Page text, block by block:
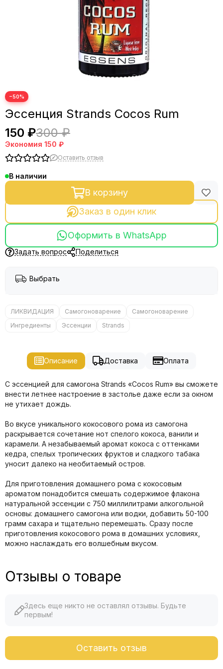
−50%
Эссенция Strands Cocos Rum
150 ₽300 ₽
Экономия 150 ₽
Оставить отзыв
В наличии
В корзину
Заказ в один клик
Оформить в WhatsApp
Задать вопрос Поделиться
Выбрать
ЛИКВИДАЦИЯ Самогоноварение
Самогоноварение
Ингредиенты
Эссенции Strands
Описание Доставка Оплата
С эссенцией для самогона Strands «Cocos Rum» вы сможете
внести летнее настроение в застолье даже если за окном
не утихает дождь.
Во вкусе уникального кокосового рома из самогона
раскрывается сочетание нот спелого кокоса, ванили и
карамели. А незабываемый аромат кокоса с оттенками
кедра, спелых тропических фруктов и сладкого табака
уносит далеко на необитаемый остров.
Для приготовления домашнего рома с кокосовым
ароматом понадобится смешать содержимое флакона
натуральной эссенции с 750 миллилитрами алкогольной
основы: домашнего самогона или водки, добавить 50-100
грамм сахара и тщательно перемешать. Сразу после
приготовления кокосового рома в домашних условиях,
можно наслаждать его волшебным вкусом.
Отзывы о товаре
Здесь еще никто не оставлял отзывы. Будьте
первым!
Оставить отзыв